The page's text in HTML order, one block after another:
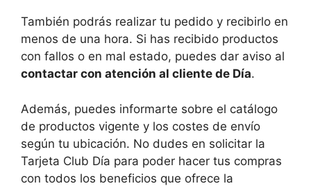
También podrás realizar tu pedido y recibirlo en
menos de una hora. Si has recibido productos
con fallos o en mal estado, puedes dar aviso al
contactar con atención al cliente de Día.
Además, puedes informarte sobre el catálogo
de productos vigente y los costes de envío
según tu ubicación. No dudes en solicitar la
Tarjeta Club Día para poder hacer tus compras
con todos los beneficios que ofrece la